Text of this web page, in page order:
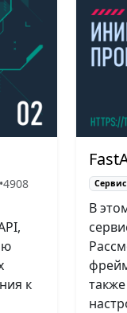
4908
к
В